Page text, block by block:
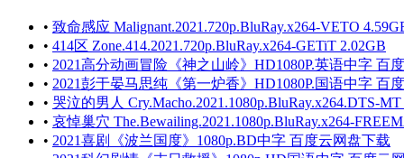
• 致命感应 Malignant.2021.720p.BluRay.x264-VETO
• 414区 Zone.414.2021.720p.BluRay.x264-GETiT 2.02GB
• 2021高分动画冒险《神之山岭》HD1080P.英语中字 百
• 2021彭于晏马思纯《第一炉香》HD1080P.国语中字 百
• 哭泣的男人 Cry.Macho.2021.1080p.BluRay.x264.DTS-
• 哀悼巢穴 The.Bewailing.2021.1080p.BluRay.x264-
• 2021喜剧《波兰国度》1080p.BD中字 百度云网盘下载